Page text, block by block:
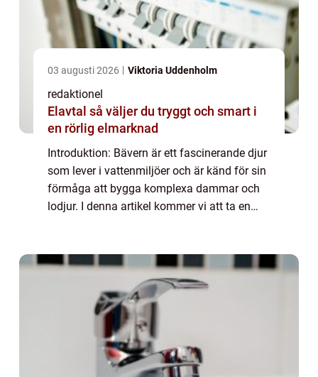
03 augusti 2026 Viktoria Uddenholm
redaktionel
Elavtal så väljer du tryggt och smart i
en rörlig elmarknad
Introduktion: Bävern är ett fascinerande djur
som lever i vattenmiljöer och är känd för sin
förmåga att bygga komplexa dammar och
lodjur. I denna artikel kommer vi att ta en